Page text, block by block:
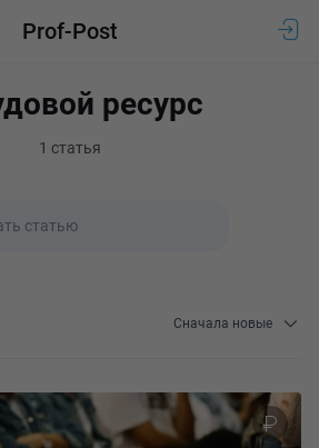
Prof-Post
ресурс
1 статья
Сначала новые